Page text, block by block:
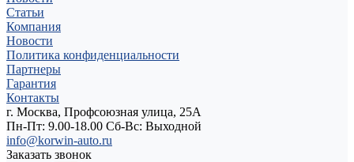
Статьи
Компания
Новости
Политика конфиденциальности
Партнеры
Гарантия
Контакты
г. Москва, Профсоюзная улица, 25А
Пн-Пт: 9.00-18.00 Cб-Вс: Выходной
info@korwin-auto.ru
Заказать звонок